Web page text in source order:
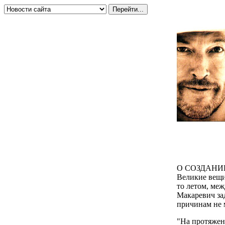
О
Великие
то летом,
Макаревич
причинам не
"На